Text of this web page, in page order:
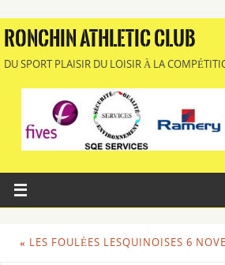
RONCHIN ATHLETIC CLUB
DU SPORT PLAISIR DU LOISIR À LA
« LES FOULÉES LESQUINOISES 6